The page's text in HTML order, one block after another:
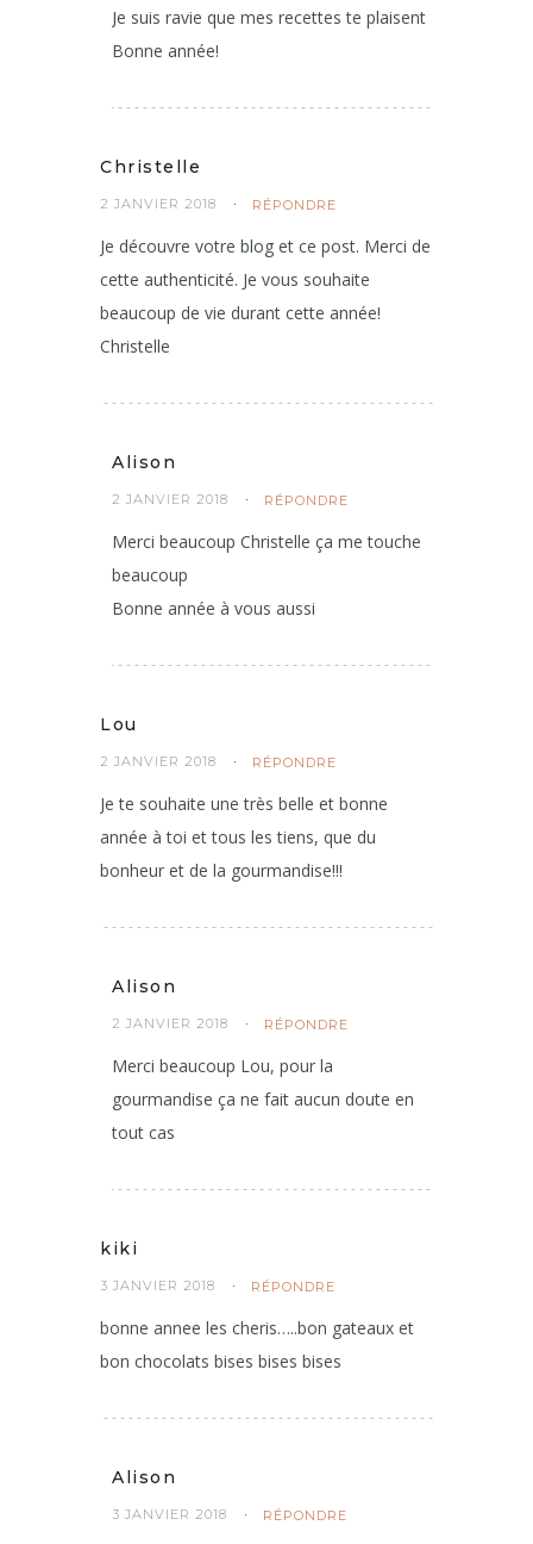
Je suis ravie que mes recettes te plaisent
Bonne année!
Christelle
2 JANVIER 2018 RÉPONDRE
Je découvre votre blog et ce post. Merci de
cette authenticité. Je vous souhaite
beaucoup de vie durant cette année!
Christelle
Alison
2 JANVIER 2018 RÉPONDRE
Merci beaucoup Christelle ça me touche
beaucoup
Bonne année à vous aussi
Lou
2 JANVIER 2018 RÉPONDRE
Je te souhaite une très belle et bonne
année à toi et tous les tiens, que du
bonheur et de la gourmandise!!!
Alison
2 JANVIER 2018 RÉPONDRE
Merci beaucoup Lou, pour la
gourmandise ça ne fait aucun doute en
tout cas
kiki
3 JANVIER 2018 RÉPONDRE
bonne annee les cheris…..bon gateaux et
bon chocolats bises bises bises
Alison
3 JANVIER 2018 RÉPONDRE